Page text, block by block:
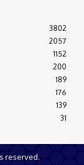
3802
2057
1152
200
189
176
139
31
reserved.